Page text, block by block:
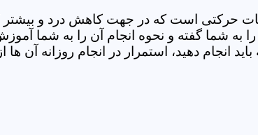
حرکتی است که در جهت کاهش درد و
به شما گفته و نحوه انجام آن را به شما
انجام دهید، استمرار در انجام روزانه آن ها